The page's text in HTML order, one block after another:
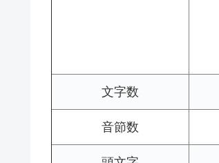
文字数
音節数